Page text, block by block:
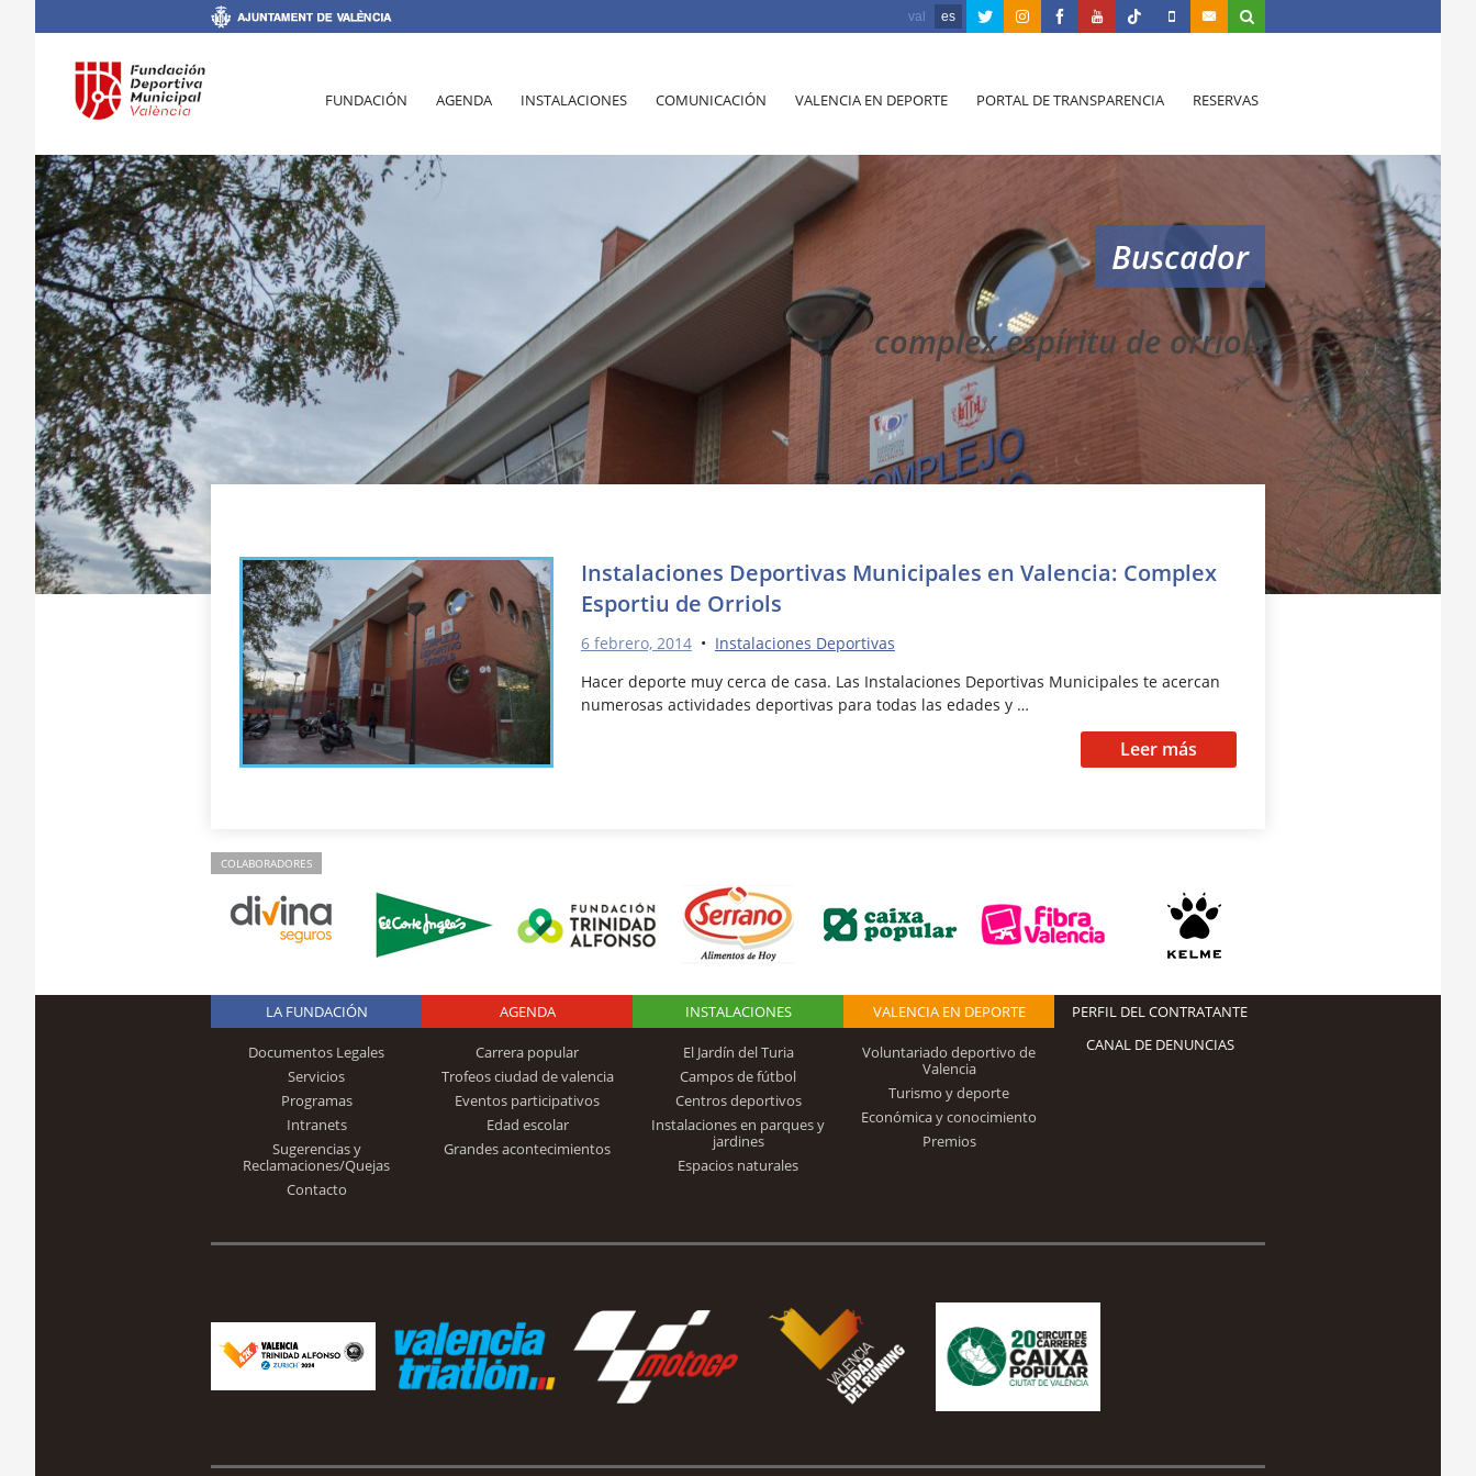
val es
FUNDACIÓN AGENDA INSTALACIONES COMUNICACIÓN VALENCIA EN DEPORTE PORTAL DE TRANSPARENCIA RESERVAS
Buscador
complex espíritu de orriols
Instalaciones Deportivas Municipales en Valencia: Complex
Esportiu de Orriols
6 febrero, 2014• Instalaciones Deportivas
Hacer deporte muy cerca de casa. Las Instalaciones Deportivas Municipales te acercan
numerosas actividades deportivas para todas las edades y …
Leer más
COLABORADORES
Logo Fundación
Trinidad Alfonso
LA FUNDACIÓN
Documentos Legales
Servicios
Programas
Intranets
Sugerencias y
Reclamaciones/Quejas
Contacto
AGENDA
Carrera popular
Trofeos ciudad de valencia
Eventos participativos
Edad escolar
Grandes acontecimientos
INSTALACIONES
El Jardín del Turia
Campos de fútbol
Centros deportivos
Instalaciones en parques y
jardines
Espacios naturales
VALENCIA EN DEPORTE
Voluntariado deportivo de
Valencia
Turismo y deporte
Económica y conocimiento
Premios
PERFIL DEL CONTRATANTE
CANAL DE DENUNCIAS